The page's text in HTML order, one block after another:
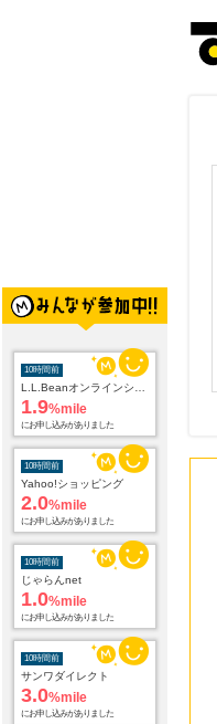
10時間前
1.9%mile
にお申し込みがありました
10時間前
Yahoo!ショッピング
2.0%mile
にお申し込みがありました
10時間前
じゃらんnet
1.0%mile
にお申し込みがありました
10時間前
サンワダイレクト
3.0%mile
にお申し込みがありました